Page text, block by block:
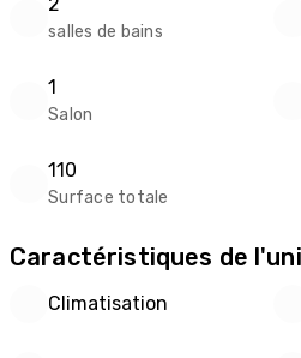
salles de bains
1
Salon
110
Surface totale
Caractéristiques de
Climatisation